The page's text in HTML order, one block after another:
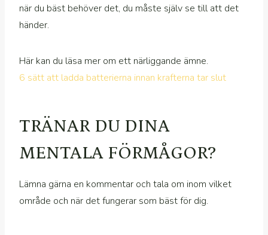
när du bäst behöver det, du måste själv se till att det
händer.
Här kan du läsa mer om ett närliggande ämne.
6 sätt att ladda batterierna innan krafterna tar slut
TRÄNAR DU DINA
MENTALA FÖRMÅGOR?
Lämna gärna en kommentar och tala om inom vilket
område och när det fungerar som bäst för dig.